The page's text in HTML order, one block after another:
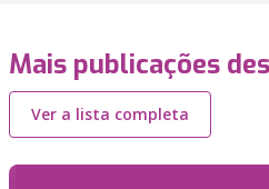
Mais publicações
Ver a lista completa